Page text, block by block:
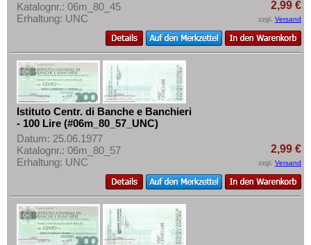
Katalognr.: 06m_80_45
Erhaltung: UNC
2,99 €
zzgl. Versand
Istituto Centr. di Banche e Banchieri
- 100 Lire (#06m_80_57_UNC)
Datum: 25.06.1977
Katalognr.: 06m_80_57
Erhaltung: UNC
2,99 €
zzgl. Versand